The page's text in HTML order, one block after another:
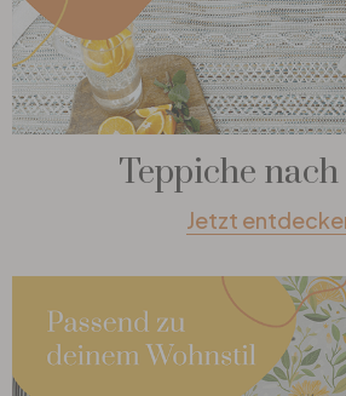
Teppiche nach
Jetzt